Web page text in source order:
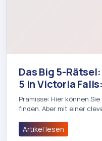
Das Big 5-
5 in Victoria Falls:
Prämisse: Hier können
finden. Aber mit einer
Artikel lesen